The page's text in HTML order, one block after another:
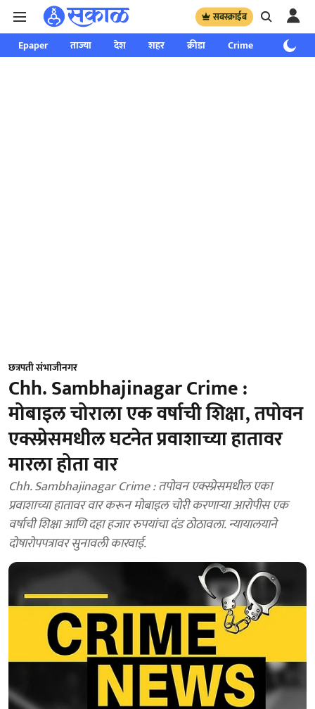
सबस्क्राईब
Epaper ताज्या देश शहर क्रीडा Crime साप्ताहिक
छत्रपती संभाजीनगर
Chh. Sambhajinagar Crime :
मोबाइल चोराला एक वर्षाची शिक्षा, तपोवन
एक्स्प्रेसमधील घटनेत प्रवाशाच्या हातावर
मारला होता वार
Chh. Sambhajinagar Crime : तपोवन एक्स्प्रेसमधील एका
प्रवाशाच्या हातावर वार करून मोबाइल चोरी करणाऱ्या आरोपीस एक
वर्षाची शिक्षा आणि दहा हजार रुपयांचा दंड ठोठावला. न्यायालयाने
दोषारोपपत्रावर सुनावली कारवाई.